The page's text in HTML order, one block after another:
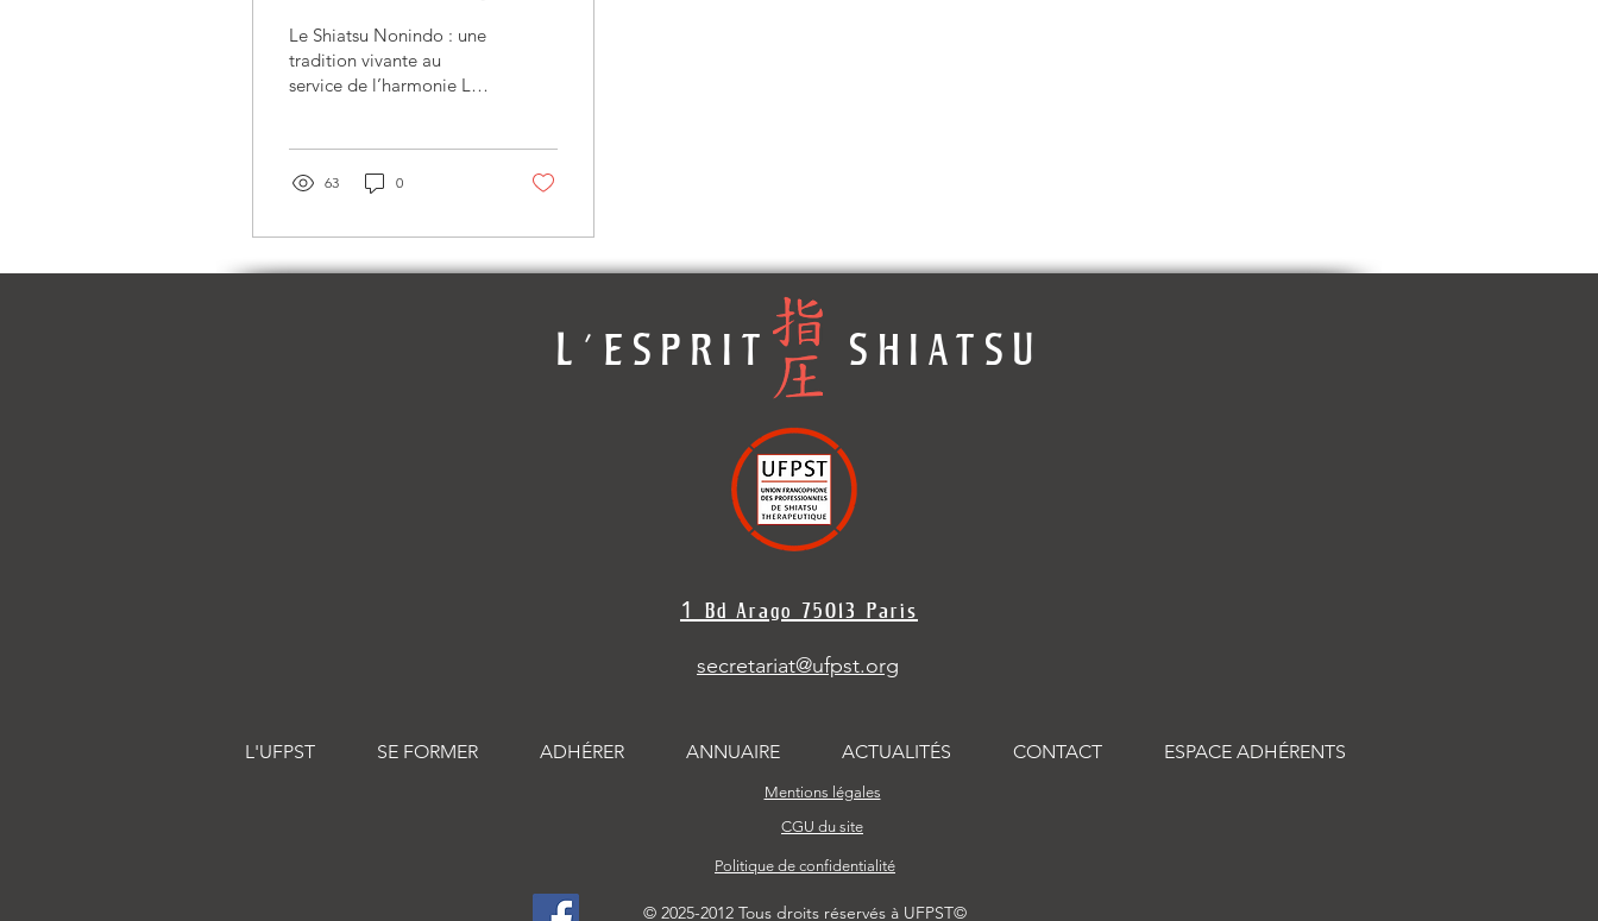
Tokuda
Le Shiatsu Nonindo : une
tradition vivante au
service de l’harmonie Le
riche et rigoureuse. Un
la médecine
traditionnelle chinoise Le
63 0
L'ESPRIT SHIATSU
1 Bd Arago 7501 3 Paris
secretariat@ufpst.org
L'UFPST SE FORMER ADHÉRER ANNUAIRE ACTUALITÉS CONTACT ESPACE ADHÉRENTS
CGU du site
Mentions légales
Politique de confidentialité
© 2025-2012 Tous droits réservés à UFPST©